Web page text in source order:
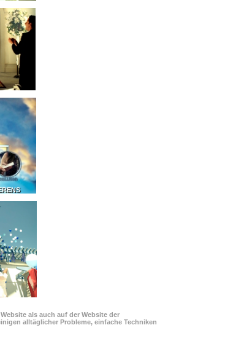
als auch auf der Website der
alltäglicher Probleme, einfache Techniken